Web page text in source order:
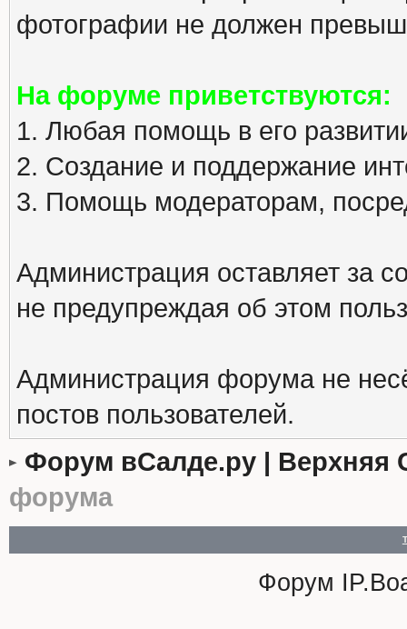
фотографии не должен
На форуме приветствуются:
1. Любая помощь в его
2. Создание и поддержание
3. Помощь модераторам,
Администрация оставляет за
не предупреждая об этом
Администрация форума не
постов пользователей.
Форум вСалде.ру | Верхняя
форума
Форум